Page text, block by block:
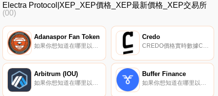
Electra Protocol|XEP_XEP價格_XEP最新價格_XEP交易所
(00)
Adanaspor Fan Token Credo
Arbitrum (IOU)
如果你想知道在哪里以當前價格購買ArARBtrum (IOU),目前交易{ArARBtrum (IOU)]股票的頂級加密貨幣交易所是Deepcoin、CoinW、Hotcoin Global、DigiFinex和LBank。您可以在我們的加密貨幣交易所頁面上找到其他列表.
Buffer Finance
如果你想知道在哪里以當前價格購買Buffer Finance,目前交易{Buffer Finance]股票的頂級加密貨幣交易所是Bitget、MEXC、BKEX、Uniswap（V3）（ArBFRtrum）和HotBFRt。您可以在我們的加密貨幣交易所頁面上找到其他列表.